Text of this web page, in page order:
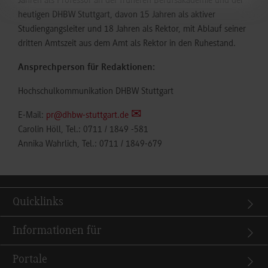
heutigen DHBW Stuttgart, davon 15 Jahren als aktiver
Studiengangsleiter und 18 Jahren als Rektor, mit Ablauf seiner
dritten Amtszeit aus dem Amt als Rektor in den Ruhestand.
Ansprechperson für Redaktionen:
Hochschulkommunikation DHBW Stuttgart
E-Mail: pr@dhbw-stuttgart.de
Carolin Höll, Tel.: 0711 / 1849 -581
Annika Wahrlich, Tel.: 0711 / 1849-679
Quicklinks
Informationen für
Portale